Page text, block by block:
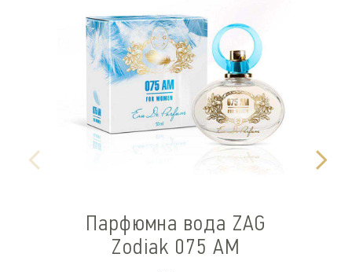
Парфюмна вода ZAG
Zodiak 075 AM